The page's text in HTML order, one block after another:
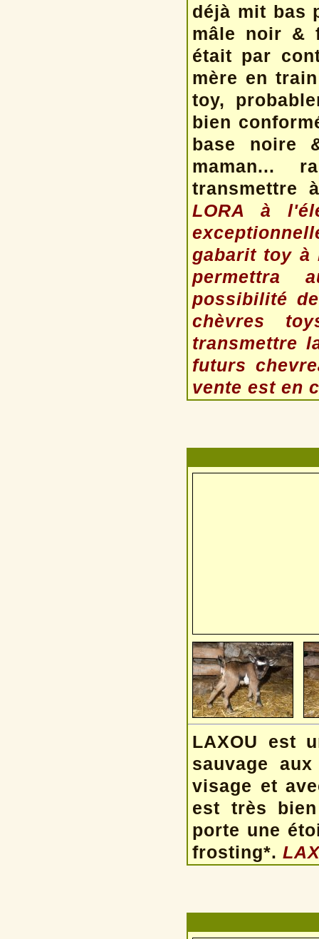
déjà mit bas
mâle noir &
était par
mère en
toy,
bien
base noire
maman...
transmettre
LORA à
gabarit toy à
permettra
possibilité
chèvres
transmettre
futurs
vente est en
LAXOU est
sauvage
visage et
est très
porte une
frosting*.